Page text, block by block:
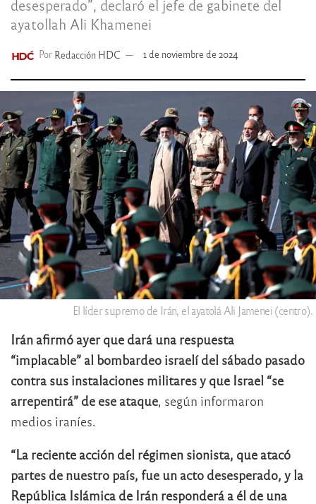
desesperado”, declaró el jefe de gabinete del
ayatollah Ali Khamenei
Por Redacción HDC 1 de noviembre de 2024
El líder supremo de Irán, el ayatolá Ali Jamenei (centro).
Irán afirmó ayer que dará una respuesta
“implacable” al bombardeo israelí del sábado pasado
contra sus instalaciones militares y que Israel “se
arrepentirá” de ese ataque, según informaron
medios iraníes.
“La reciente acción del régimen sionista, que atacó
partes de nuestro país, fue un acto desesperado, y la
República Islámica de Irán responderá a él de una